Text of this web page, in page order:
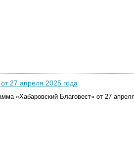
27 апреля 2025 года
«Хабаровский Благовест» от 27